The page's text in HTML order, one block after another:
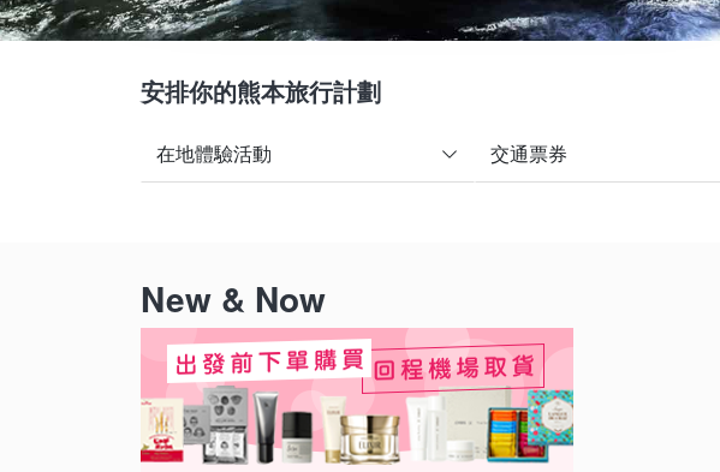
安排你的熊本旅行計劃
在地體驗活動 交通票券
New & Now